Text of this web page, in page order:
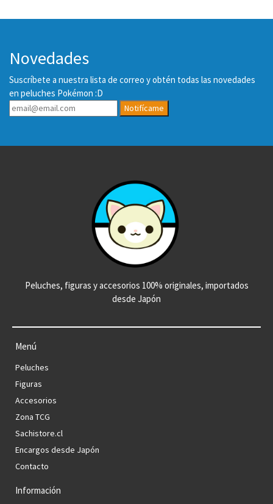
Novedades
Suscríbete a nuestra lista de correo y obtén todas las novedades
en peluches Pokémon :D
Notifícame
Peluches, figuras y accesorios 100% originales, importados
desde Japón
Menú
Peluches
Figuras
Accesorios
Zona TCG
Sachistore.cl
Encargos desde Japón
Contacto
Información